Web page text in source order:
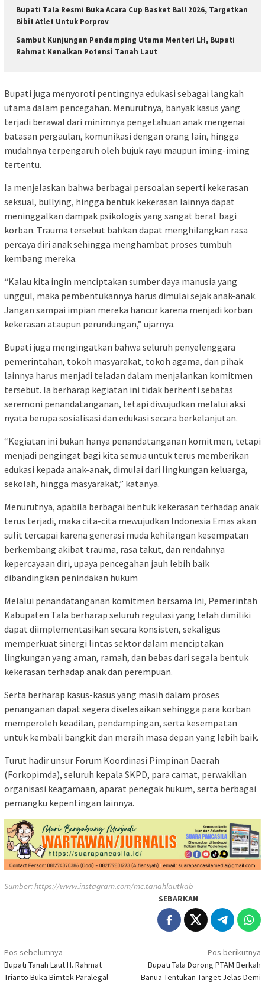
Bupati Tala Resmi Buka Acara Cup Basket Ball 2026, Targetkan
Bibit Atlet Untuk Porprov
Sambut Kunjungan Pendamping Utama Menteri LH, Bupati
Rahmat Kenalkan Potensi Tanah Laut
Bupati juga menyoroti pentingnya edukasi sebagai langkah
utama dalam pencegahan. Menurutnya, banyak kasus yang
terjadi berawal dari minimnya pengetahuan anak mengenai
batasan pergaulan, komunikasi dengan orang lain, hingga
mudahnya terpengaruh oleh bujuk rayu maupun iming-iming
tertentu.
Ia menjelaskan bahwa berbagai persoalan seperti kekerasan
seksual, bullying, hingga bentuk kekerasan lainnya dapat
meninggalkan dampak psikologis yang sangat berat bagi
korban. Trauma tersebut bahkan dapat menghilangkan rasa
percaya diri anak sehingga menghambat proses tumbuh
kembang mereka.
“Kalau kita ingin menciptakan sumber daya manusia yang
unggul, maka pembentukannya harus dimulai sejak anak-anak.
Jangan sampai impian mereka hancur karena menjadi korban
kekerasan ataupun perundungan,” ujarnya.
Bupati juga mengingatkan bahwa seluruh penyelenggara
pemerintahan, tokoh masyarakat, tokoh agama, dan pihak
lainnya harus menjadi teladan dalam menjalankan komitmen
tersebut. Ia berharap kegiatan ini tidak berhenti sebatas
seremoni penandatanganan, tetapi diwujudkan melalui aksi
nyata berupa sosialisasi dan edukasi secara berkelanjutan.
“Kegiatan ini bukan hanya penandatanganan komitmen, tetapi
menjadi pengingat bagi kita semua untuk terus memberikan
edukasi kepada anak-anak, dimulai dari lingkungan keluarga,
sekolah, hingga masyarakat,” katanya.
Menurutnya, apabila berbagai bentuk kekerasan terhadap anak
terus terjadi, maka cita-cita mewujudkan Indonesia Emas akan
sulit tercapai karena generasi muda kehilangan kesempatan
berkembang akibat trauma, rasa takut, dan rendahnya
kepercayaan diri, upaya pencegahan jauh lebih baik
dibandingkan penindakan hukum
Melalui penandatanganan komitmen bersama ini, Pemerintah
Kabupaten Tala berharap seluruh regulasi yang telah dimiliki
dapat diimplementasikan secara konsisten, sekaligus
memperkuat sinergi lintas sektor dalam menciptakan
lingkungan yang aman, ramah, dan bebas dari segala bentuk
kekerasan terhadap anak dan perempuan.
Serta berharap kasus-kasus yang masih dalam proses
penanganan dapat segera diselesaikan sehingga para korban
memperoleh keadilan, pendampingan, serta kesempatan
untuk kembali bangkit dan meraih masa depan yang lebih baik.
Turut hadir unsur Forum Koordinasi Pimpinan Daerah
(Forkopimda), seluruh kepala SKPD, para camat, perwakilan
organisasi keagamaan, aparat penegak hukum, serta berbagai
pemangku kepentingan lainnya.
Sumber:https://www.instagram.com/mc.tanahlautkab
SEBARKAN
Navigasi
pos
Pos sebelumnya
Bupati Tanah Laut H. Rahmat
Trianto Buka Bimtek Paralegal
Pos berikutnya
Bupati Tala Dorong PTAM Berkah
Banua Tentukan Target Jelas Demi